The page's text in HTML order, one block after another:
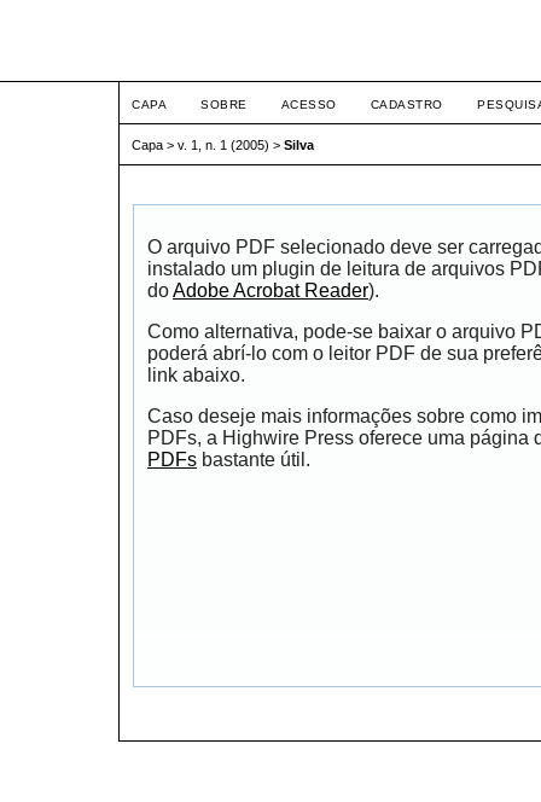
CAPA SOBRE ACESSO CADASTRO
Capa > v. 1, n. 1 (2005) > Silva
O arquivo PDF selecionado deve ser
instalado um plugin de leitura de arquivos
doAdobe Acrobat Reader).
Como alternativa, pode-se baixar o arquivo
poderá abrí-lo com o leitor PDF de sua
link abaixo.
Caso deseje mais informações sobre como
PDFs, a Highwire Press oferece uma página
PDFs bastante útil.